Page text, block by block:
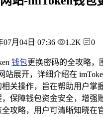
07月04日 07:36 1.2K 0
钱包更换密码的全攻略，
站展开，详细介绍在
相关操作，旨在帮助用户掌
保障钱包资金安全，增强
攻略，用户可清晰知晓在